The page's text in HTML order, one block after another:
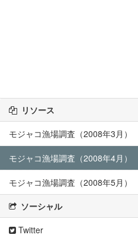
リソース
モジャコ漁場調査（2008年3月）
モジャコ漁場調査（2008年4月）
モジャコ漁場調査（2008年5月）
ソーシャル
Twitter